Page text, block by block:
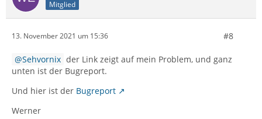
Bedarf:
Mitglied
13. November 2021 um 15:36 #8
Sehvornix der Link zeigt auf mein Problem, und ganz
unten ist der Bugreport.
Und hier ist der Bugreport
Werner